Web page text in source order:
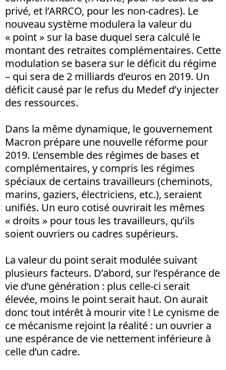
privé, et l’ARRCO, pour les non-cadres). Le
nouveau système modulera la valeur du
« point » sur la base duquel sera calculé le
montant des retraites complémentaires. Cette
modulation se basera sur le déficit du régime
– qui sera de 2 milliards d’euros en 2019. Un
déficit causé par le refus du Medef d’y injecter
des ressources.
Dans la même dynamique, le gouvernement
Macron prépare une nouvelle réforme pour
2019. L’ensemble des régimes de bases et
complémentaires, y compris les régimes
spéciaux de certains travailleurs (cheminots,
marins, gaziers, électriciens, etc.), seraient
unifiés. Un euro cotisé ouvrirait les mêmes
« droits » pour tous les travailleurs, qu’ils
soient ouvriers ou cadres supérieurs.
La valeur du point serait modulée suivant
plusieurs facteurs. D’abord, sur l’espérance de
vie d’une génération : plus celle-ci serait
élevée, moins le point serait haut. On aurait
donc tout intérêt à mourir vite ! Le cynisme de
ce mécanisme rejoint la réalité : un ouvrier a
une espérance de vie nettement inférieure à
celle d’un cadre.